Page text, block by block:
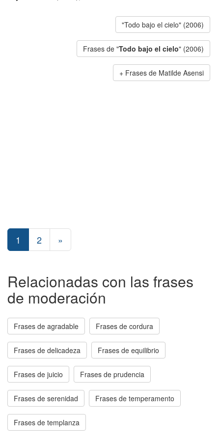
"Todo bajo el cielo" (2006)
Frases de "Todo bajo el cielo" (2006)
Frases de Matilde Asensi
1 2 »
Relacionadas con las frases
de moderación
Frases de agradable Frases de cordura
Frases de delicadeza Frases de equilibrio
Frases de juicio Frases de prudencia
Frases de serenidad Frases de temperamento
Frases de templanza